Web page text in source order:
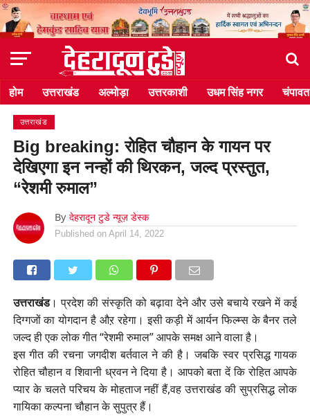
होम उत्तराखंड अल्मोड़ा उत्तरकाशी उधम सिंह नगर चंपावत
उत्तराखंड
Big breaking: रोहित चौहान के गायन पर
देखिएगा इन नन्हों की थिरकन, जल्द प्रस्तुत,
“रेशमी रुमाल”
By देहरादून टुडे न्यूज़ डेस्क
Published on April 14, 2022
उत्तराखंड। प्रदेश की संस्कृति को बढ़ावा देने और उसे बचाये रखने में कई
दिग्गजों का योगदान है औऱ रहेगा। इसी कड़ी में आर्यन फिल्म्स के बैनर तले
जल्द ही एक लोक गीत “रेशमी रुमाल” आपके समक्ष आने वाला है।
इस गीत की रचना जगदीश बर्तवाल ने की है। जबकि स्वर प्रसिद्ध गायक
रोहित चौहान व शिवानी ध्रवन ने दिया है। आपको बता दें कि रोहित आपके
प्यार के चलते परिचय के मोहताज नहीं हैं,वह उत्तराखंड की सुप्रसिद्ध लोक
गायिका कल्पना चौहान के सुपुत्र हैं।